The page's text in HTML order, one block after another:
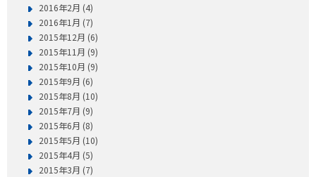
2016年2月 (4)
2016年1月 (7)
2015年12月 (6)
2015年11月 (9)
2015年10月 (9)
2015年9月 (6)
2015年8月 (10)
2015年7月 (9)
2015年6月 (8)
2015年5月 (10)
2015年4月 (5)
2015年3月 (7)